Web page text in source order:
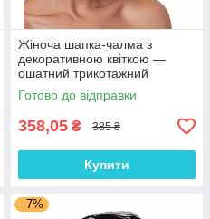
Жіноча шапка-чалма з
декоративною квіткою —
ошатний трикотажний
тюрбан, колір Кава з
молоком
Готово до відправки
358,05 ₴ 385 ₴
Купити
–7%